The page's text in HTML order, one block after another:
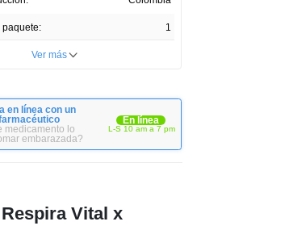
paquete: 1
Ver más
en línea con un
medicamento lo
embarazada?
En línea
L-S 10 am a 7 pm
Vital x